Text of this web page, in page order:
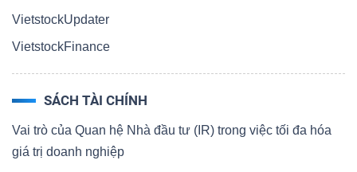
VietstockUpdater
VietstockFinance
SÁCH TÀI CHÍNH
Vai trò của Quan hệ Nhà đầu tư (IR) trong việc tối đa hóa
giá trị doanh nghiệp